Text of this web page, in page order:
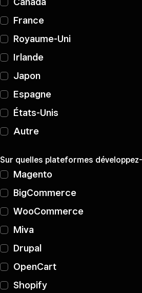
France
Royaume-Uni
Irlande
Japon
Espagne
États-Unis
Autre
Sur quelles plateformes
Magento
BigCommerce
WooCommerce
Miva
Drupal
OpenCart
Shopify